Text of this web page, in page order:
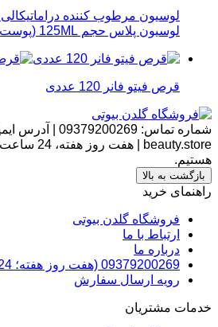
لوسیون مرطوب کننده
لوسیون پلاس حجم 125ML (پوست خیلی خشک تا خشک)
قرص فیتو فانر 120 عددی
شماره تماس: 09379200269 آدرس
beauty.store
هفت روز
هستیم.
بازگشت به بالا
راهنمای خرید
فروشگاه گلدن بیوتی
ارتباط با ما
درباره ما
09379200269 (هفت روز هفته؛ 24 ساعته)
رویه ارسال سفارش
خدمات مشتریان